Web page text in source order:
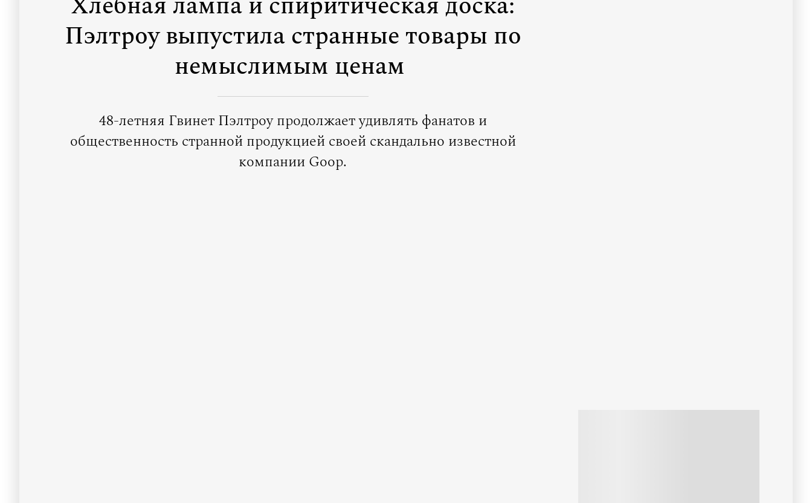
Пэлтроу выпустила странные товары по
немыслимым ценам
48-летняя Гвинет Пэлтроу продолжает удивлять фанатов и
общественность странной продукцией своей скандально известной
компании Goop.